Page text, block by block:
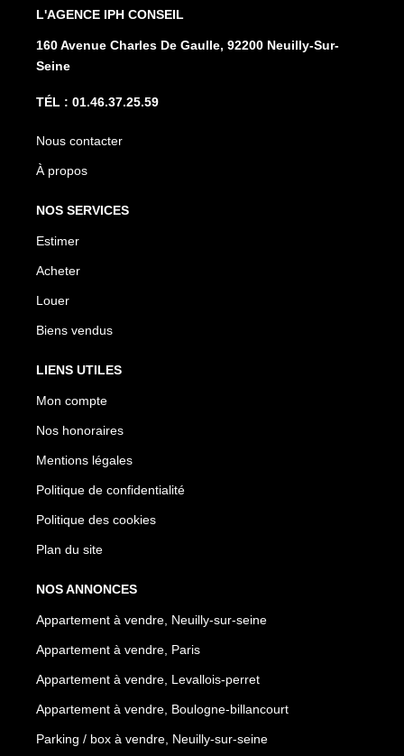
160 Avenue Charles De Gaulle, 92200 Neuilly-Sur-
Seine
Nous contacter
À propos
NOS SERVICES
Estimer
Acheter
Louer
Biens vendus
LIENS UTILES
Mon compte
Nos honoraires
Mentions légales
Politique de confidentialité
Politique des cookies
Plan du site
NOS ANNONCES
Appartement à vendre, Neuilly-sur-seine
Appartement à vendre, Paris
Appartement à vendre, Levallois-perret
Appartement à vendre, Boulogne-billancourt
Parking / box à vendre, Neuilly-sur-seine